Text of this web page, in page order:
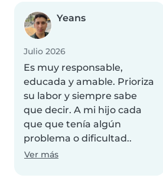
Yeans
Julio 2026
Es muy responsable,
educada y amable. Prioriza
su labor y siempre sabe
que decir. A mi hijo cada
que que tenía algún
problema o dificultad..
Ver más